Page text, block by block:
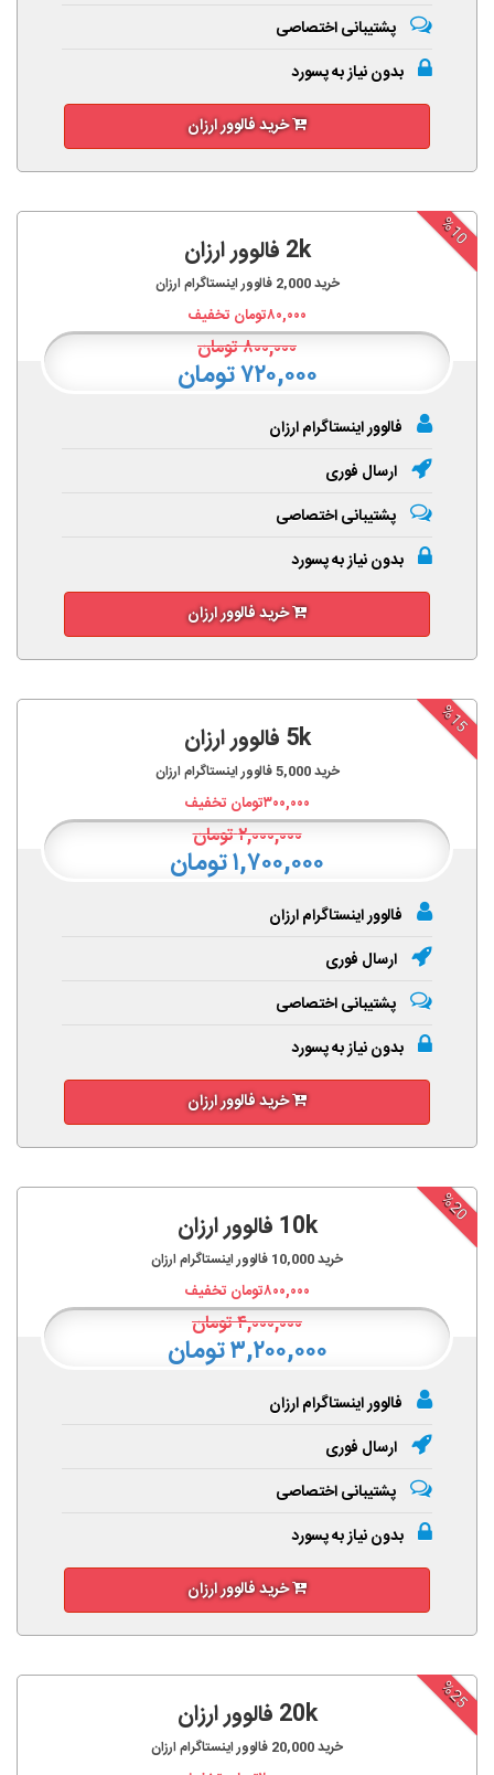
پشتیبانی اختصاصی
بدون نیاز به پسورد
خرید فالوور ارزان
%10
2k فالوور ارزان
خرید2,000 فالوور اینستاگرام ارزان
۸۰,۰۰۰تومان تخفیف
۸۰۰,۰۰۰تومان
۷۲۰,۰۰۰ تومان
فالوور اینستاگرام ارزان
ارسال فوری
پشتیبانی اختصاصی
بدون نیاز به پسورد
خرید فالوور ارزان
%15
5k فالوور ارزان
خرید5,000فالوور اینستاگرام ارزان
۳۰۰,۰۰۰تومان تخفیف
۲,۰۰۰,۰۰۰تومان
۱,۷۰۰,۰۰۰ تومان
فالوور اینستاگرام ارزان
ارسال فوری
پشتیبانی اختصاصی
بدون نیاز به پسورد
خرید فالوور ارزان
%20
10k فالوور ارزان
خرید10,000 فالوور اینستاگرام ارزان
۸۰۰,۰۰۰تومان تخفیف
۴,۰۰۰,۰۰۰تومان
۳,۲۰۰,۰۰۰ تومان
فالوور اینستاگرام ارزان
ارسال فوری
پشتیبانی اختصاصی
بدون نیاز به پسورد
خرید فالوور ارزان
%25
20k فالوور ارزان
خرید20,000 فالوور اینستاگرام ارزان